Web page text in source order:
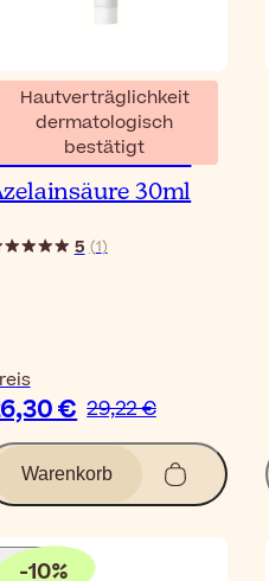
Hautverträglichkeit
dermatologisch
bestätigt
Laboratoire
Creme 15%
30ml
5 (1)
€ 29,22 €
Warenkorb
-10%